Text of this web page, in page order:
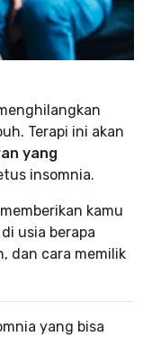
Terapi ini akan
yang
insomnia.
kamu
usia berapa
dan cara memilik
yang bisa